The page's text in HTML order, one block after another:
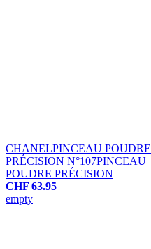
CHANELPINCEAU POUDRE
PRÉCISION N°107PINCEAU
POUDRE PRÉCISION
CHF 63.95
empty